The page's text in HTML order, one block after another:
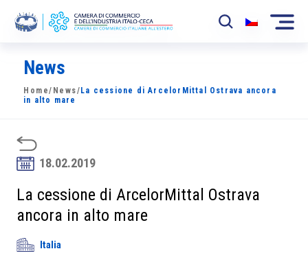
La Camera
News
Sviluppo Mercato
Soci
Partner
Progetti
News
Home/ News/ La cessione di ArcelorMittal Ostrava ancora
in alto mare
18.02.2019
La cessione di ArcelorMittal Ostrava
ancora in alto mare
Italia